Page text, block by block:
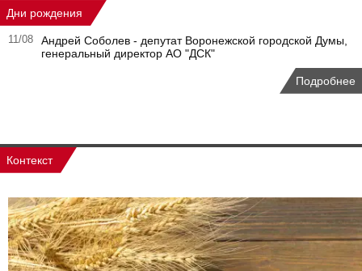
Дни рождения
11/08
Андрей Соболев - депутат Воронежской городской Думы,
генеральный директор АО "ДСК"
Подробнее
Контекст